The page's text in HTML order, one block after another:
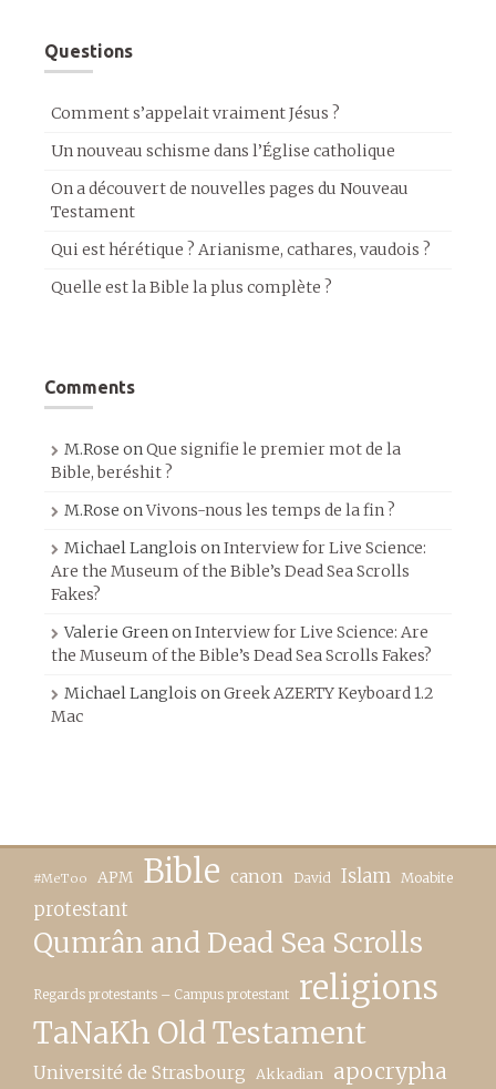
Questions
Comment s’appelait vraiment Jésus ?
Un nouveau schisme dans l’Église catholique
On a découvert de nouvelles pages du Nouveau
Testament
Qui est hérétique ? Arianisme, cathares, vaudois ?
Quelle est la Bible la plus complète ?
Comments
M.Rose onQue signifie le premier mot de la
Bible, beréshit ?
M.Rose onVivons-nous les temps de la fin ?
Michael Langlois onInterview for Live Science:
Are the Museum of the Bible’s Dead Sea Scrolls
Fakes?
Valerie GreenonInterview for Live Science: Are
the Museum of the Bible’s Dead Sea Scrolls Fakes?
Michael Langlois onGreek AZERTY Keyboard 1.2
Mac
#MeToo APM Bible canon David Islam Moabite
protestant
Qumrân and Dead Sea Scrolls
Regards protestants – Campus protestant religions
TaNaKh Old Testament
Université de Strasbourg Akkadian apocrypha